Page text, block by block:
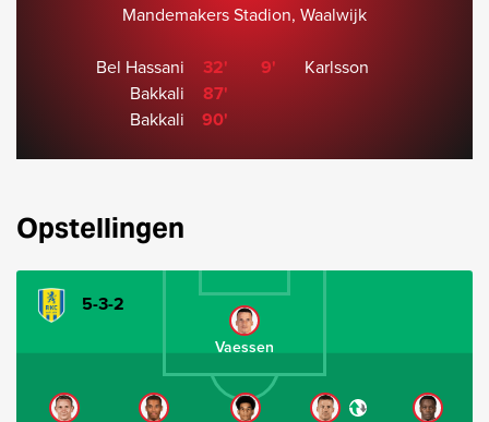
Mandemakers Stadion, Waalwijk
Bel Hassani
32'
Bakkali
87'
Bakkali
90'
9' Karlsson
Opstellingen
5-3-2
Vaessen